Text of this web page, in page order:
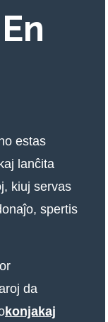
estas
lanĉita
kiuj servas
spertis
da
konjakaj